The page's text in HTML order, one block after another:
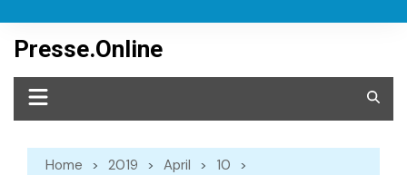
content
Presse.Online
Home 2019 April
10